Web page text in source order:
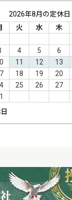
2026年8月の定休日
火 水 木
4 5 6
11 12 13
18 19 20
25 26 27